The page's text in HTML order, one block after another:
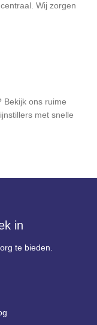
Wij zorgen
Bekijk ons ruime
met snelle
in
te bieden.